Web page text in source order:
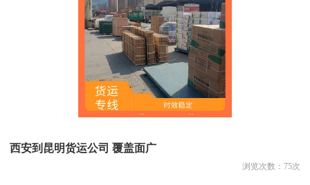
西安到昆明货运公司 覆盖面广
浏览次数： 75次